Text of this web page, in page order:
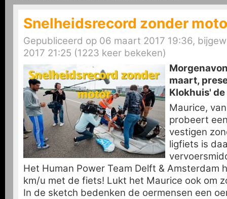
Snelheidsrecord zonder
Gepubliceerd op 06 maart 2017 19:36,
2017 21:25 (1223 keer bekeken)
maart,
Klokhuis'
Maurice,
probeert
vestigen
ligfiets is
Het Human Power Team Delft & Amsterdam
km/u met de fiets! Lukt het Maurice ook om
In de sketch bedenken de oermensen een